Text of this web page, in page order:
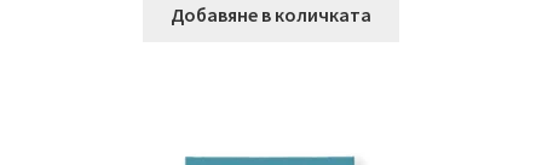
Добавяне в количката